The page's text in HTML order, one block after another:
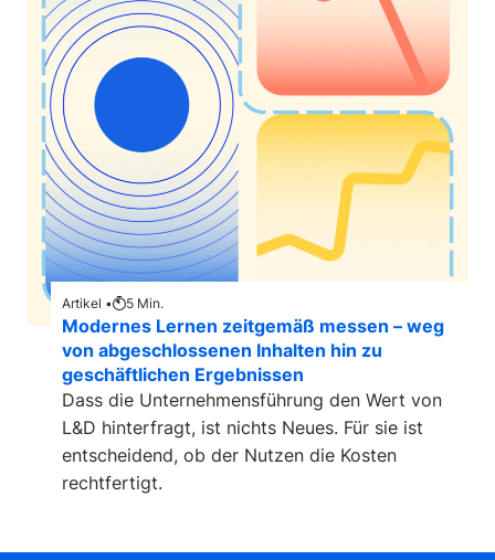
Artikel • 5 Min.
Modernes Lernen zeitgemäß messen – weg
von abgeschlossenen Inhalten hin zu
geschäftlichen Ergebnissen
Dass die Unternehmensführung den Wert von
L&D hinterfragt, ist nichts Neues. Für sie ist
entscheidend, ob der Nutzen die Kosten
rechtfertigt.